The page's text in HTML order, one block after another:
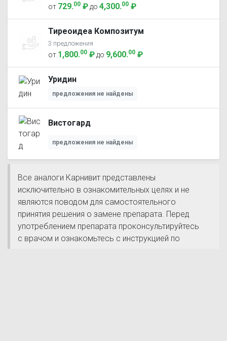
от 729.00 ₽ до 4,300.00 ₽
Тиреоидеа Композитум
3 предложения
от 1,800.00 ₽ до 9,600.00 ₽
Уридин
предложения не найдены
Вистогард
предложения не найдены
Все аналоги Карнивит представлены
исключительно в ознакомительных целях и не
являются поводом для самостоятельного
принятия решения о замене препарата. Перед
употреблением препарата проконсультируйтесь
с врачом и ознакомьтесь с инструкцией по